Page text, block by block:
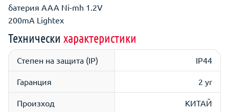
батерия ААА Ni-mh 1.2V
200mA Lightex
Технически характеристики
Степен на защита (IP) IP44
Гаранция 2 yr
Произход КИТАЙ